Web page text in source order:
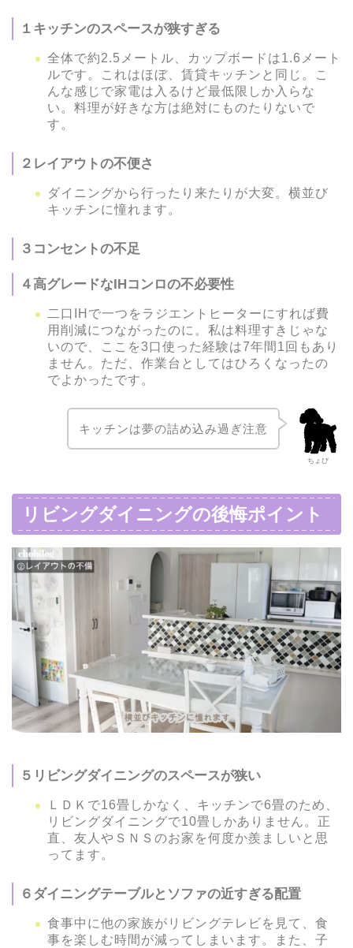
１キッチンのスペースが狭すぎる
全体で約2.5メートル、カップボードは1.6メート
ルです。これはほぼ、賃貸キッチンと同じ。こ
んな感じで家電は入るけど最低限しか入らな
い。料理が好きな方は絶対にものたりないで
す。
２レイアウトの不便さ
ダイニングから行ったり来たりが大変。横並び
キッチンに憧れます。
３コンセントの不足
４高グレードなIHコンロの不必要性
二口IHで一つをラジエントヒーターにすれば費
用削減につながったのに。私は料理すきじゃな
いので、ここを3口使った経験は7年間1回もあり
ません。ただ、作業台としてはひろくなったの
でよかったです。
ちょび
キッチンは夢の詰め込み過ぎ注意
リビングダイニングの後悔ポイント
５リビングダイニングのスペースが狭い
ＬＤＫで16畳しかなく、キッチンで6畳のため、
リビングダイニングで10畳しかありません。正
直、友人やＳＮＳのお家を何度か羨ましいと思
ってます。
６ダイニングテーブルとソファの近すぎる配置
食事中に他の家族がリビングテレビを見て、食
事を楽しむ時間が減ってしまいます。また、子